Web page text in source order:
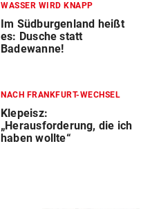
WASSER WIRD KNAPP
Im Südburgenland heißt
es: Dusche statt
Badewanne!
NACH FRANKFURT-WECHSEL
Klepeisz:
„Herausforderung, die ich
haben wollte“